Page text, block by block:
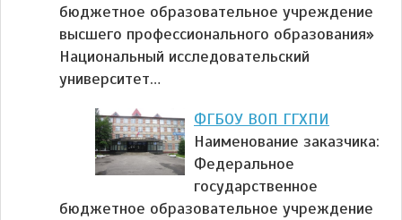
бюджетное образовательное учреждение
высшего профессионального образования»
Национальный исследовательский
университет…
ФГБОУ ВОП ГГХПИ
Наименование заказчика:
Федеральное
государственное
бюджетное образовательное учреждение